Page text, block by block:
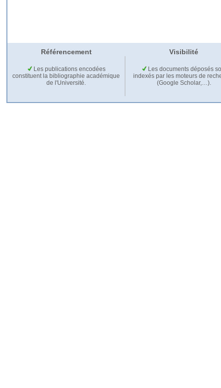
Référencement Visibilité
Les publications encodées
constituent la bibliographie académique
de l'Université.
Les documents déposés
indexés par les moteurs de
(Google Scholar,…).